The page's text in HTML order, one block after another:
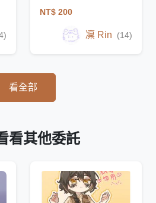
NT$ 200
凜 Rin (14)
看全部
看其他委託